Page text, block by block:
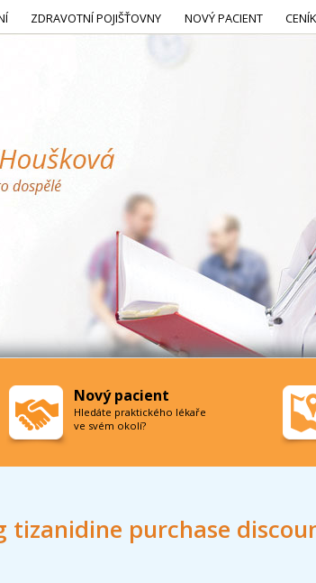
tizanidine purchase
ZDRAVOTNÍ POJIŠŤOVNY NOVÝ PACIENT CENÍK
Nový pacient
Hledáte praktického lékaře
ve svém okolí?